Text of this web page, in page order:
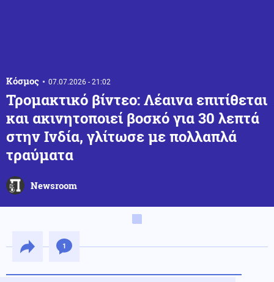
Κόσμος 07.07.2026 - 21:02
Τρομακτικό βίντεο: Λέαινα επιτίθεται
και ακινητοποιεί βοσκό για 30 λεπτά
στην Ινδία, γλίτωσε με πολλαπλά
τραύματα
Newsroom
1